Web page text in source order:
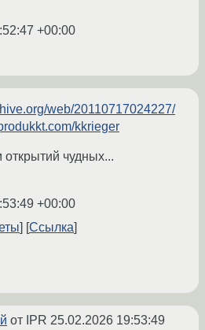
+00:00
web/20110717024227/
kkrieger
открытий чудных...
+00:00
Ссылка
от IPR 25.02.2026 19:53:49